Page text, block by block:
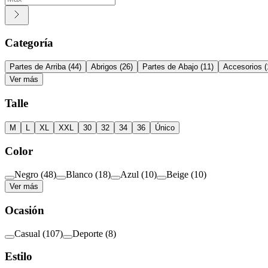
Categoría
Partes de Arriba (44) Abrigos (26) Partes de Abajo (11) Accesorios (
Ver más
Talle
M XL XXL 30 32 34 36 Único
Color
Negro (48) Blanco (18) Azul (10) Beige (10)
Ver más
Ocasión
Casual (107) Deporte (8)
Estilo